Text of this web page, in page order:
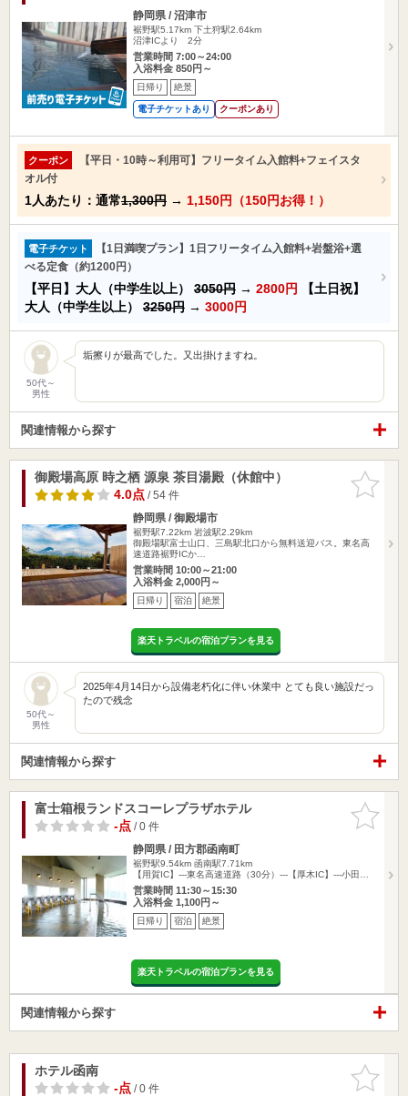
静岡県 / 沼津市
裾野駅5.17km 下土狩駅2.64km
沼津ICより 2分
営業時間 7:00～24:00
入浴料金 850円～
日帰り 絶景
電子チケットあり クーポンあり
クーポン
【平日・10時～利用可】フリータイム入館料+フェイスタ
オル付
1人あたり：通常1,300円 → 1,150円（150円お得！）
電子チケット
【1日満喫プラン】1日フリータイム入館料+岩盤浴+選
べる定食（約1200円）
【平日】大人（中学生以上） 3050円 → 2800円
【土日祝】
大人（中学生以上） 3250円 → 3000円
50代～
男性
垢擦りが最高でした。又出掛けますね。
関連情報から探す
お気に入
りに追加
御殿場高原 時之栖 源泉 茶目湯殿（休館中）
4.0点/ 54 件
静岡県 / 御殿場市
裾野駅7.22km 岩波駅2.29km
御殿場駅富士山口、三島駅北口から無料送迎バス。東名高
速道路裾野ICか…
営業時間 10:00～21:00
入浴料金 2,000円～
日帰り 宿泊 絶景
楽天トラベルの宿泊プランを見る
50代～
男性
2025年4月14日から設備老朽化に伴い休業中 とても良い施設だっ
たので残念
関連情報から探す
お気に入
りに追加
富士箱根ランドスコーレプラザホテル
-点/ 0 件
静岡県 / 田方郡函南町
裾野駅9.54km 函南駅7.71km
【用賀IC】---東名高速道路（30分）---【厚木IC】---小田…
営業時間 11:30～15:30
入浴料金 1,100円～
日帰り 宿泊 絶景
楽天トラベルの宿泊プランを見る
関連情報から探す
お気に入
りに追加
ホテル函南
-点/ 0 件